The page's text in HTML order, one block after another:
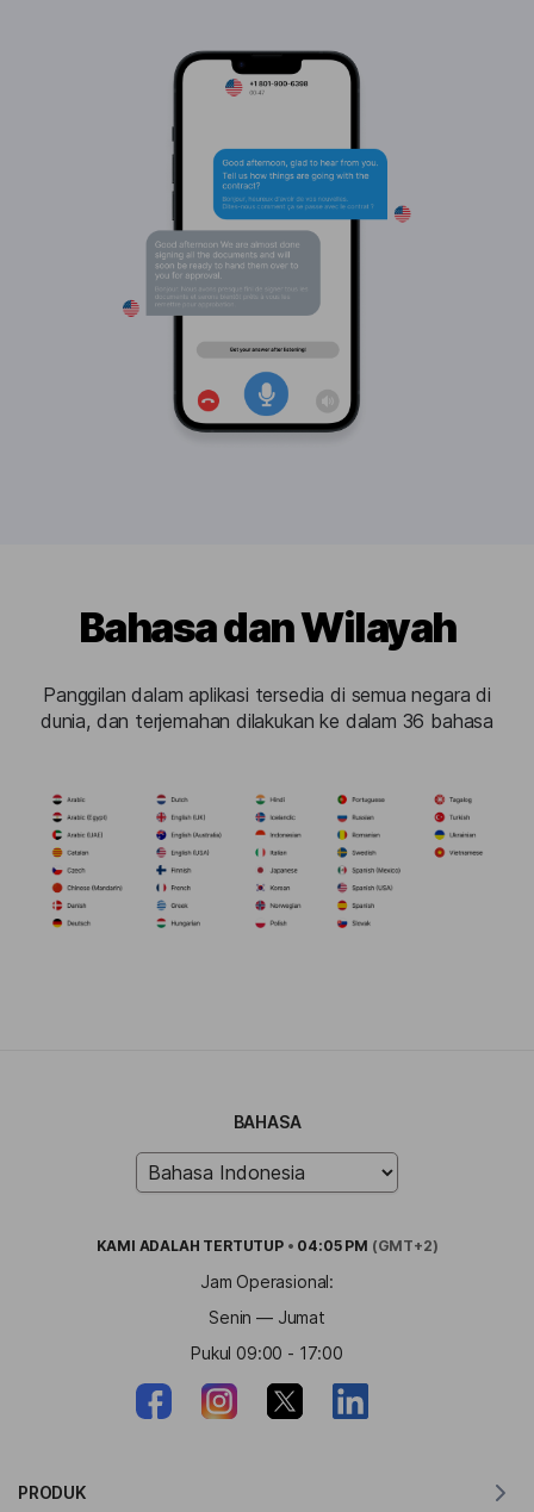
Bahasa dan Wilayah
Panggilan dalam aplikasi tersedia di semua negara di
dunia, dan terjemahan dilakukan ke dalam 36 bahasa
BAHASA
KAMI ADALAH TERTUTUP • 04:05 PM (GMT+2)
Jam Operasional:
Senin — Jumat
Pukul 09:00 - 17:00
PRODUK